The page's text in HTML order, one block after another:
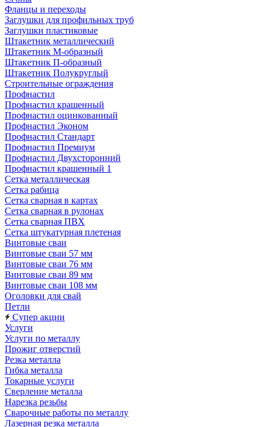
Фланцы и переходы
Заглушки для профильных труб
Заглушки пластиковые
Штакетник металлический
Штакетник М-образный
Штакетник П-образный
Штакетник Полукруглый
Строительные ограждения
Профнастил
Профнастил крашенный
Профнастил оцинкованный
Профнастил Эконом
Профнастил Стандарт
Профнастил Премиум
Профнастил Двухсторонний
Профнастил крашенный 1
Сетка металлическая
Сетка рабица
Сетка сварная в картах
Сетка сварная в рулонах
Сетка сварная ПВХ
Сетка штукатурная плетеная
Винтовые сваи
Винтовые сваи 57 мм
Винтовые сваи 76 мм
Винтовые сваи 89 мм
Винтовые сваи 108 мм
Оголовки для свай
Петли
Супер акции
Услуги
Услуги по металлу
Прожиг отверстий
Резка металла
Гибка металла
Токарные услуги
Сверление металла
Нарезка резьбы
Сварочные работы по металлу
Лазерная резка металла